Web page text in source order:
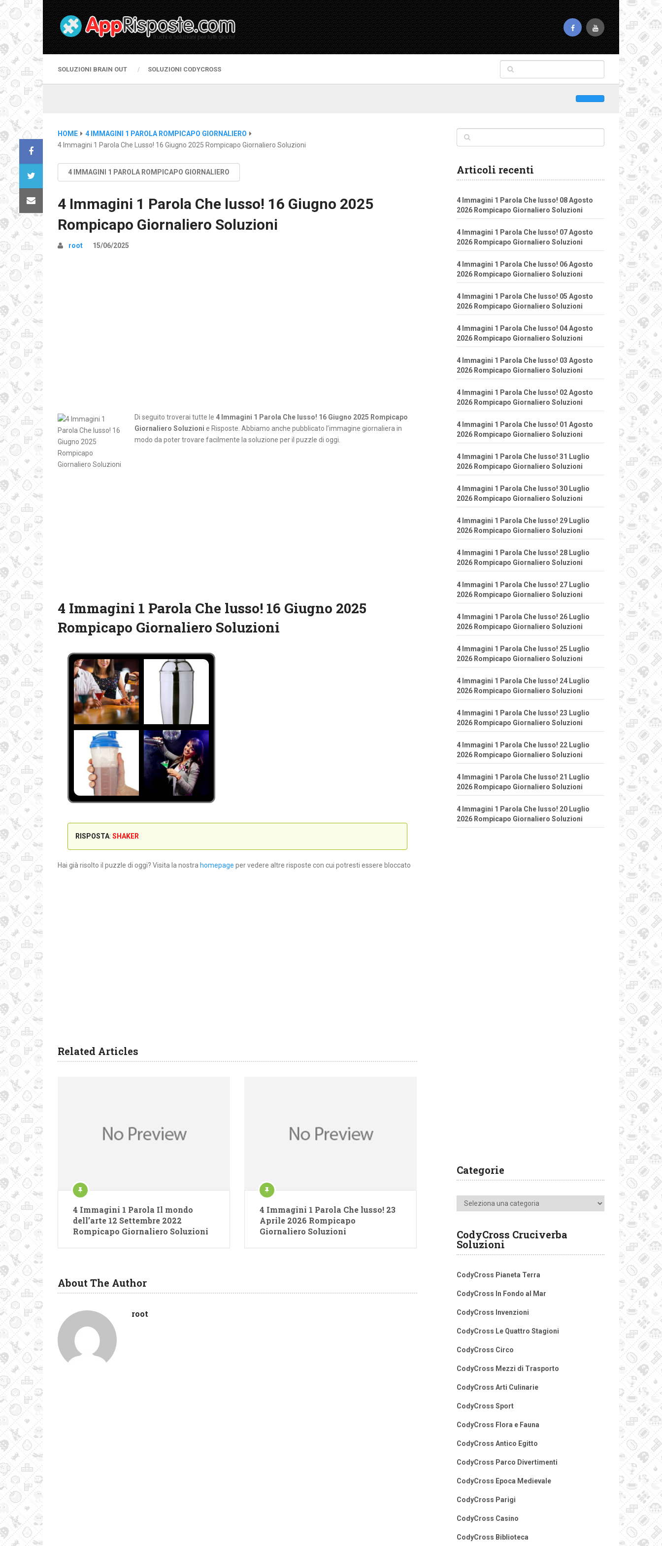
SOLUZIONI BRAIN OUT SOLUZIONI CODYCROSS
HOME
4 IMMAGINI 1 PAROLA ROMPICAPO GIORNALIERO
4 Immagini 1 Parola Che Lusso! 16 Giugno 2025 Rompicapo Giornaliero Soluzioni
4 IMMAGINI 1 PAROLA ROMPICAPO GIORNALIERO
4 Immagini 1 Parola Che lusso! 16 Giugno 2025
Rompicapo Giornaliero Soluzioni
root 15/06/2025
Di seguito troverai tutte le 4 Immagini 1 Parola Che lusso! 16 Giugno 2025 Rompicapo
Giornaliero Soluzioni e Risposte. Abbiamo anche pubblicato l’immagine giornaliera in
modo da poter trovare facilmente la soluzione per il puzzle di oggi.
4 Immagini 1 Parola Che lusso! 16 Giugno 2025
Rompicapo Giornaliero Soluzioni
RISPOSTA: SHAKER
Hai già risolto il puzzle di oggi? Visita la nostra homepage per vedere altre risposte con cui potresti essere bloccato
Related Articles
4 Immagini 1 Parola Il mondo
dell’arte 12 Settembre 2022
Rompicapo Giornaliero Soluzioni
4 Immagini 1 Parola Che lusso! 23
Aprile 2026 Rompicapo
Giornaliero Soluzioni
About The Author
root
Articoli recenti
4 Immagini 1 Parola Che lusso! 08 Agosto
2026 Rompicapo Giornaliero Soluzioni
4 Immagini 1 Parola Che lusso! 07 Agosto
2026 Rompicapo Giornaliero Soluzioni
4 Immagini 1 Parola Che lusso! 06 Agosto
2026 Rompicapo Giornaliero Soluzioni
4 Immagini 1 Parola Che lusso! 05 Agosto
2026 Rompicapo Giornaliero Soluzioni
4 Immagini 1 Parola Che lusso! 04 Agosto
2026 Rompicapo Giornaliero Soluzioni
4 Immagini 1 Parola Che lusso! 03 Agosto
2026 Rompicapo Giornaliero Soluzioni
4 Immagini 1 Parola Che lusso! 02 Agosto
2026 Rompicapo Giornaliero Soluzioni
4 Immagini 1 Parola Che lusso! 01 Agosto
2026 Rompicapo Giornaliero Soluzioni
4 Immagini 1 Parola Che lusso! 31 Luglio
2026 Rompicapo Giornaliero Soluzioni
4 Immagini 1 Parola Che lusso! 30 Luglio
2026 Rompicapo Giornaliero Soluzioni
4 Immagini 1 Parola Che lusso! 29 Luglio
2026 Rompicapo Giornaliero Soluzioni
4 Immagini 1 Parola Che lusso! 28 Luglio
2026 Rompicapo Giornaliero Soluzioni
4 Immagini 1 Parola Che lusso! 27 Luglio
2026 Rompicapo Giornaliero Soluzioni
4 Immagini 1 Parola Che lusso! 26 Luglio
2026 Rompicapo Giornaliero Soluzioni
4 Immagini 1 Parola Che lusso! 25 Luglio
2026 Rompicapo Giornaliero Soluzioni
4 Immagini 1 Parola Che lusso! 24 Luglio
2026 Rompicapo Giornaliero Soluzioni
4 Immagini 1 Parola Che lusso! 23 Luglio
2026 Rompicapo Giornaliero Soluzioni
4 Immagini 1 Parola Che lusso! 22 Luglio
2026 Rompicapo Giornaliero Soluzioni
4 Immagini 1 Parola Che lusso! 21 Luglio
2026 Rompicapo Giornaliero Soluzioni
4 Immagini 1 Parola Che lusso! 20 Luglio
2026 Rompicapo Giornaliero Soluzioni
Categorie
Categorie
CodyCross Cruciverba
Soluzioni
CodyCross Pianeta Terra
CodyCross In Fondo al Mar
CodyCross Invenzioni
CodyCross Le Quattro Stagioni
CodyCross Circo
CodyCross Mezzi di Trasporto
CodyCross Arti Culinarie
CodyCross Sport
CodyCross Flora e Fauna
CodyCross Antico Egitto
CodyCross Parco Divertimenti
CodyCross Epoca Medievale
CodyCross Parigi
CodyCross Casino
CodyCross Biblioteca